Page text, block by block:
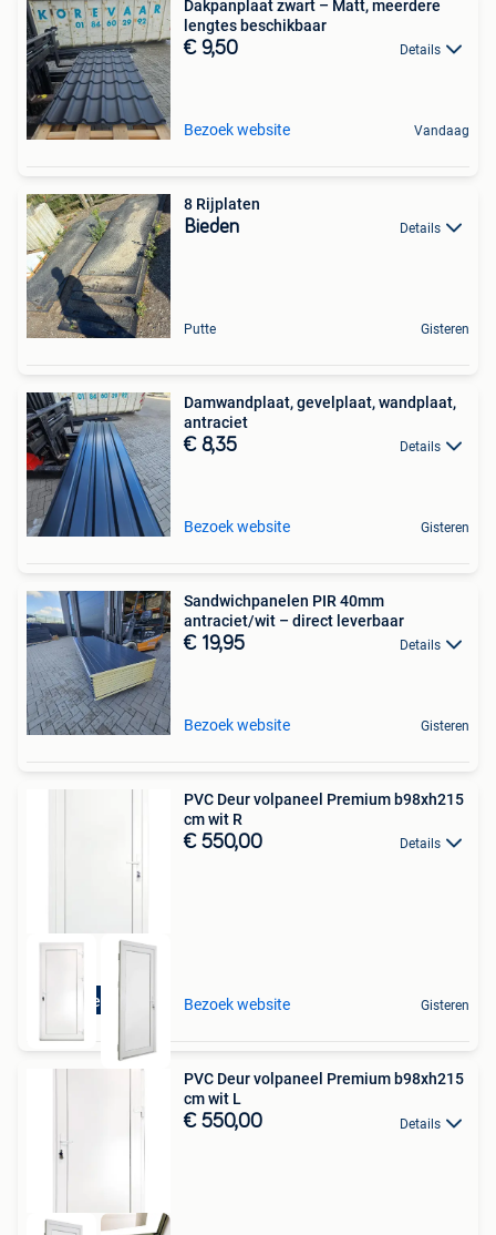
Dakpanplaat zwart – Matt, meerdere
lengtes beschikbaar
€ 9,50 Details
Bezoek website Vandaag
8 Rijplaten
Bieden Details
Putte Gisteren
Damwandplaat, gevelplaat, wandplaat,
antraciet
€ 8,35 Details
Bezoek website Gisteren
Sandwichpanelen PIR 40mm
antraciet/wit – direct leverbaar
€ 19,95 Details
Bezoek website Gisteren
Direct leverbaar
PVC Deur volpaneel Premium b98xh215
cm wit R
€ 550,00 Details
Bezoek website Gisteren
PVC Deur volpaneel Premium b98xh215
cm wit L
€ 550,00 Details